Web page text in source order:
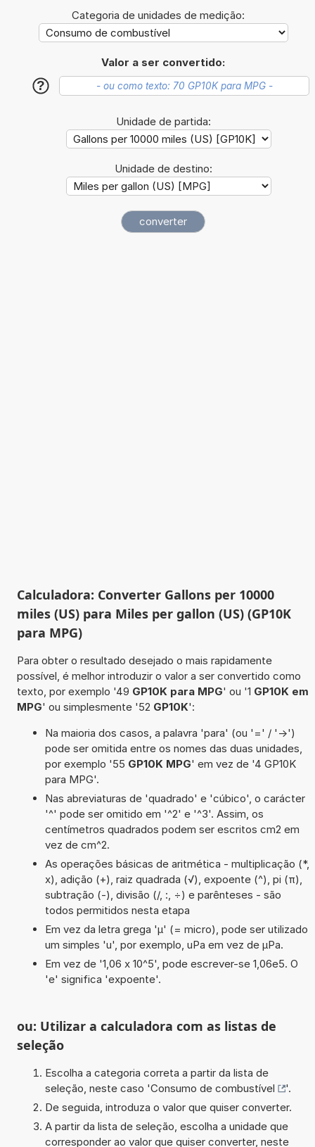
Categoria de unidades de medição:
Valor a ser convertido:
?
Unidade de partida:
Unidade de destino:
Calculadora: Converter Gallons per 10000
miles (US) para Miles per gallon (US) (GP10K
para MPG)
Para obter o resultado desejado o mais rapidamente
possível, é melhor introduzir o valor a ser convertido como
texto, por exemplo '49 GP10K para MPG' ou '1 GP10K em
MPG' ou simplesmente '52 GP10K':
Na maioria dos casos, a palavra 'para' (ou '=' / '->')
pode ser omitida entre os nomes das duas unidades,
por exemplo '55 GP10K MPG' em vez de '4 GP10K
para MPG'.
Nas abreviaturas de 'quadrado' e 'cúbico', o carácter
'^' pode ser omitido em '^2' e '^3'. Assim, os
centímetros quadrados podem ser escritos cm2 em
vez de cm^2.
As operações básicas de aritmética - multiplicação (*,
x), adição (+), raiz quadrada (√), expoente (^), pi (π),
subtração (-), divisão (/, :, ÷) e parênteses - são
todos permitidos nesta etapa
Em vez da letra grega 'µ' (= micro), pode ser utilizado
um simples 'u', por exemplo, uPa em vez de µPa.
Em vez de '1,06 x 10^5', pode escrever-se 1,06e5. O
'e' significa 'expoente'.
ou: Utilizar a calculadora com as listas de
seleção
Escolha a categoria correta a partir da lista de
seleção, neste caso 'Consumo de combustível
'.
De seguida, introduza o valor que quiser converter.
A partir da lista de seleção, escolha a unidade que
corresponder ao valor que quiser converter, neste